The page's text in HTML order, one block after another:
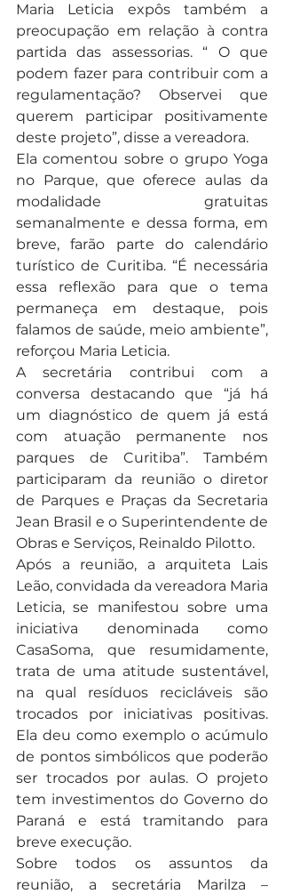
Maria Leticia expôs também a
preocupação em relação à contra
partida das assessorias. “ O que
podem fazer para contribuir com a
regulamentação? Observei que
querem participar positivamente
deste projeto”, disse a vereadora.
Ela comentou sobre o grupo Yoga
no Parque, que oferece aulas da
modalidade gratuitas
semanalmente e dessa forma, em
breve, farão parte do calendário
turístico de Curitiba. “É necessária
essa reflexão para que o tema
permaneça em destaque, pois
falamos de saúde, meio ambiente”,
reforçou Maria Leticia.
A secretária contribui com a
conversa destacando que “já há
um diagnóstico de quem já está
com atuação permanente nos
parques de Curitiba”. Também
participaram da reunião o diretor
de Parques e Praças da Secretaria
Jean Brasil e o Superintendente de
Obras e Serviços, Reinaldo Pilotto.
Após a reunião, a arquiteta Lais
Leão, convidada da vereadora Maria
Leticia, se manifestou sobre uma
iniciativa denominada como
CasaSoma, que resumidamente,
trata de uma atitude sustentável,
na qual resíduos recicláveis são
trocados por iniciativas positivas.
Ela deu como exemplo o acúmulo
de pontos simbólicos que poderão
ser trocados por aulas. O projeto
tem investimentos do Governo do
Paraná e está tramitando para
breve execução.
Sobre todos os assuntos da
reunião, a secretária Marilza –